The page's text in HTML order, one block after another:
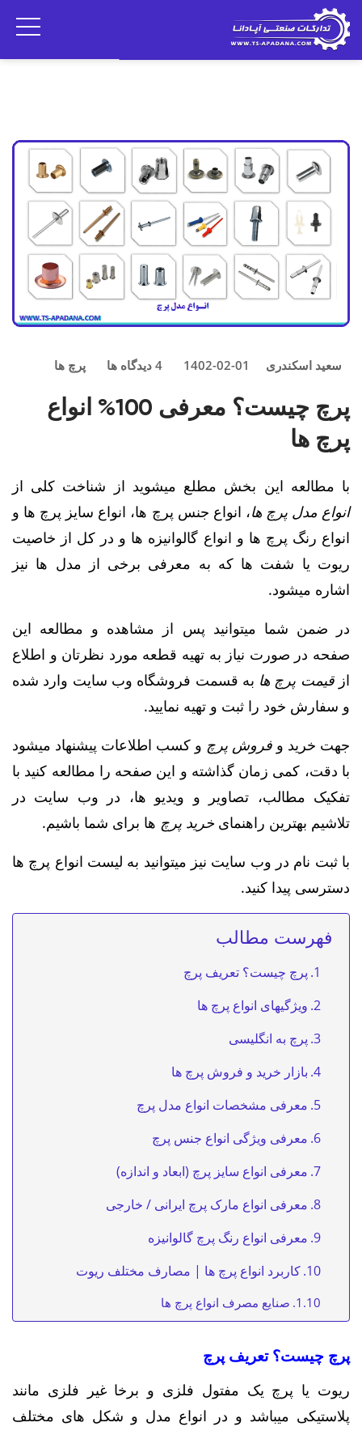
سعید اسکندری 1402-02-01
4 دیدگاه ها پرچ ها
پرچ چیست؟ معرفی 100% انواع
پرچ ها
با مطالعه این بخش مطلع میشوید از شناخت کلی از
انواع مدل پرچ ها، انواع جنس پرچ ها، انواع سایز پرچ ها و
انواع رنگ پرچ ها و انواع گالوانیزه ها و در کل از خاصیت
ریوت یا شفت ها که به معرفی برخی از مدل ها نیز
اشاره میشود.
در ضمن شما میتوانید پس از مشاهده و مطالعه این
صفحه در صورت نیاز به تهیه قطعه مورد نظرتان و اطلاع
ازقیمت پرچ ها به قسمت فروشگاه وب سایت وارد شده
و سفارش خود را ثبت و تهیه نمایید.
جهت خرید و فروش پرچ و کسب اطلاعات پیشنهاد میشود
با دقت، کمی زمان گذاشته و این صفحه را مطالعه کنید با
تفکیک مطالب، تصاویر و ویدیو ها، در وب سایت در
تلاشیم بهترین راهنمای خرید پرچ ها برای شما باشیم.
با ثبت نام در وب سایت نیز میتوانید به لیست انواع پرچ ها
دسترسی پیدا کنید.
فهرست مطالب
پرچ چیست؟ تعریف پرچ
ویژگیهای انواع پرچ ها
پرچ به انگلیسی
بازار خرید و فروش پرچ ها
معرفی مشخصات انواع مدل پرچ
معرفی ویژگی انواع جنس پرچ
معرفی انواع سایز پرچ (ابعاد و اندازه)
معرفی انواع مارک پرچ ایرانی / خارجی
معرفی انواع رنگ پرچ گالوانیزه
کاربرد انواع پرچ ها | مصارف مختلف ریوت
صنایع مصرف انواع پرچ ها
پرچ چیست؟ تعریف پرچ
ریوت یا پرچ یک مفتول فلزی و برخا غیر فلزی مانند
پلاستیکی میباشد و در انواع مدل و شکل های مختلف